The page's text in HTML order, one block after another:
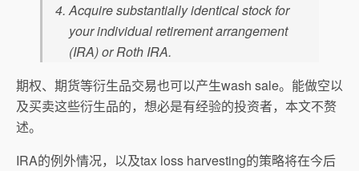
Acquire substantially identical stock for
your individual retirement arrangement
(IRA) or Roth IRA.
期权、期货等衍生品交易也可以产生wash sale。能做空以
及买卖这些衍生品的，想必是有经验的投资者，本文不赘
述。
IRA的例外情况，以及tax loss harvesting的策略将在今后